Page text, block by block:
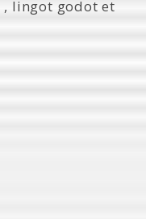
, lingot godot et